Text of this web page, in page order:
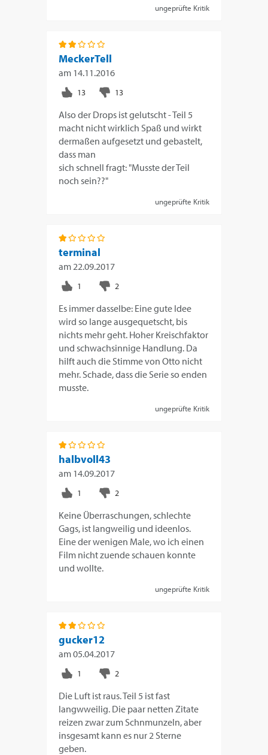
ungeprüfte Kritik
MeckerTell
am 14.11.2016
Also der Drops ist gelutscht - Teil 5
macht nicht wirklich Spaß und wirkt
dermaßen aufgesetzt und gebastelt,
dass man
sich schnell fragt: "Musste der Teil
noch sein??"
ungeprüfte Kritik
terminal
am 22.09.2017
Es immer dasselbe: Eine gute Idee
wird so lange ausgequetscht, bis
nichts mehr geht. Hoher Kreischfaktor
und schwachsinnige Handlung. Da
hilft auch die Stimme von Otto nicht
mehr. Schade, dass die Serie so enden
musste.
ungeprüfte Kritik
halbvoll43
am 14.09.2017
Keine Überraschungen, schlechte
Gags, ist langweilig und ideenlos.
Eine der wenigen Male, wo ich einen
Film nicht zuende schauen konnte
und wollte.
ungeprüfte Kritik
gucker12
am05.04.2017
Die Luft ist raus. Teil 5 ist fast
langwweilig. Die paar netten Zitate
reizen zwar zum Schnmunzeln, aber
insgesamt kann es nur 2 Sterne
geben.